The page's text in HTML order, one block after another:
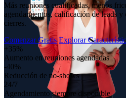
Más reuniones cualificadas, menos
agendamientos, calificación de leads
cierres.
Comenzar Gratis Explorar
+35%
Aumento en reuniones agendadas
-40%
Reducción de no-shows
24/7
Agendamiento siempre disponible